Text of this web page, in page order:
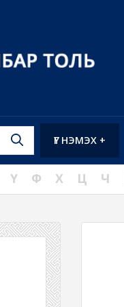
ҮГ НЭМЭХ +
Ү Ф Х Ц Ч